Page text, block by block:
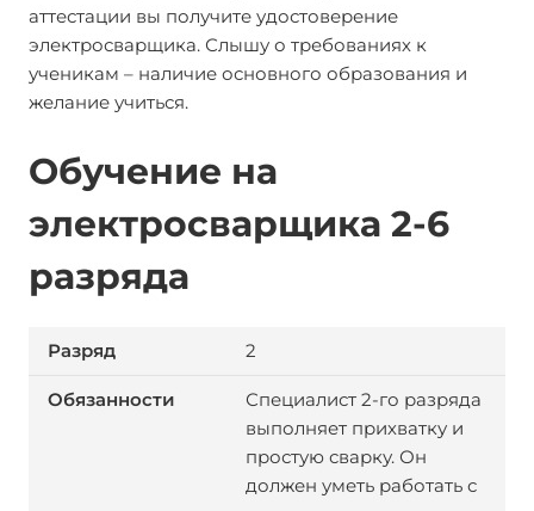
аттестации вы получите удостоверение
электросварщика. Слышу о требованиях к
ученикам – наличие основного образования и
желание учиться.
Обучение на
электросварщика 2-6
разряда
2
Специалист 2-го разряда
выполняет прихватку и
простую сварку. Он
должен уметь работать с